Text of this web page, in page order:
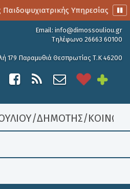
Υπηρεσίας
Email: info@dimossouliou.gr
Τηλέφωνο 26663 60100
179 Παραμυθιά Θεσπρωτίας Τ.Κ 46200
/ΔΗΜΟΤΗΣ/